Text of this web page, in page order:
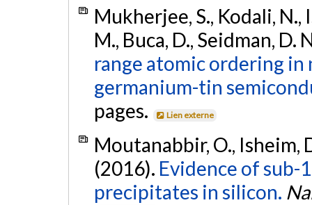
Mukherjee, S., Kodali, N.,
M., Buca, D., Seidman,
range atomic ordering
germanium-tin
pages.
Lien externe
Moutanabbir, O., Isheim,
(2016). Evidence of sub-
precipitates in silicon.